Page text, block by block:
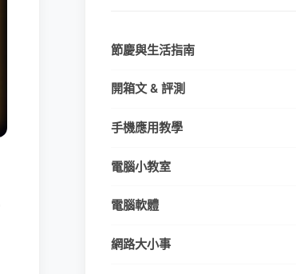
節慶與生活指南
開箱文 & 評測
手機應用教學
電腦小教室
電腦軟體
網路大小事